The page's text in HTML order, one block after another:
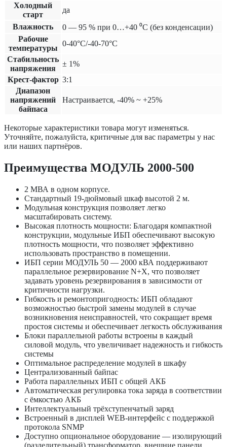
Холодный
старт
да
Влажность
0 — 95 % при 0…+40 ⁰С (без конденсации)
Рабочие
температуры
0-40°C/-40-70°C
Cтабильность
напряжения
± 1%
Крест-фактор 3:1
Диапазон
напряжений
байпаса
Настраивается, -40% ~ +25%
Некоторые характеристики товара могут изменяться.
Уточняйте, пожалуйста, критичные для вас параметры у нас
или наших партнёров.
Преимущества МОДУЛЬ 2000-500
2 МВА в одном корпусе.
Стандартный 19-дюймовый шкаф высотой 2 м.
Модульная конструкция позволяет легко
масштабировать систему.
Высокая плотность мощности: Благодаря компактной
конструкции, модульные ИБП обеспечивают высокую
плотность мощности, что позволяет эффективно
использовать пространство в помещении.
ИБП серии МОДУЛЬ 50 — 2000 кВА поддерживают
параллельное резервирование N+X, что позволяет
задавать уровень резервирования в зависимости от
критичности нагрузки.
Гибкость и ремонтопригодность: ИБП обладают
возможностью быстрой замены модулей в случае
возникновения неисправностей, что сокращает время
простоя системы и обеспечивает легкость обслуживания
Блоки параллельной работы встроены в каждый
силовой модуль, что увеличивает надежность и гибкость
системы
Оптимальное распределение модулей в шкафу
Централизованный байпас
Работа параллельных ИБП с общей АКБ
Автоматическая регулировка тока заряда в соответствии
с ёмкостью АКБ
Интеллектуальный трёхступенчатый заряд
Встроенный в дисплей WEB-интерфейс с поддержкой
протокола SNMP
Доступно опциональное оборудование — изолирующий
(разделительный) трансформатор, внешние панели